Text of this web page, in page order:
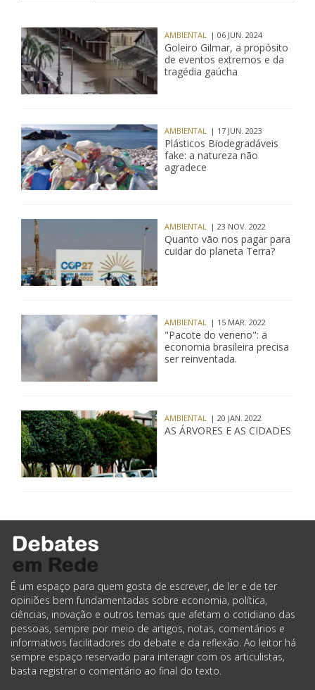
AMBIENTAL | 06 JUN. 2024
Goleiro Gilmar, a propósito
de eventos extremos e da
tragédia gaúcha
AMBIENTAL | 17 JUN. 2023
Plásticos Biodegradáveis
fake: a natureza não
agradece
AMBIENTAL | 23 NOV. 2022
Quanto vão nos pagar para
cuidar do planeta Terra?
AMBIENTAL | 15 MAR. 2022
"Pacote do veneno": a
economia brasileira precisa
ser reinventada.
AMBIENTAL | 20 JAN. 2022
AS ÁRVORES E AS CIDADES
É um espaço para quem gosta de escrever, de ler e de ter
opiniões bem fundamentadas sobre economia, política,
ciências, inovação e outros temas que afetam o cotidiano das
pessoas, sempre por meio de artigos, notas, comentários e
informativos facilitadores do debate e da reflexão. Ao leitor há
sempre espaço reservado para interagir com os articulistas,
basta registrar o comentário ao final do texto.